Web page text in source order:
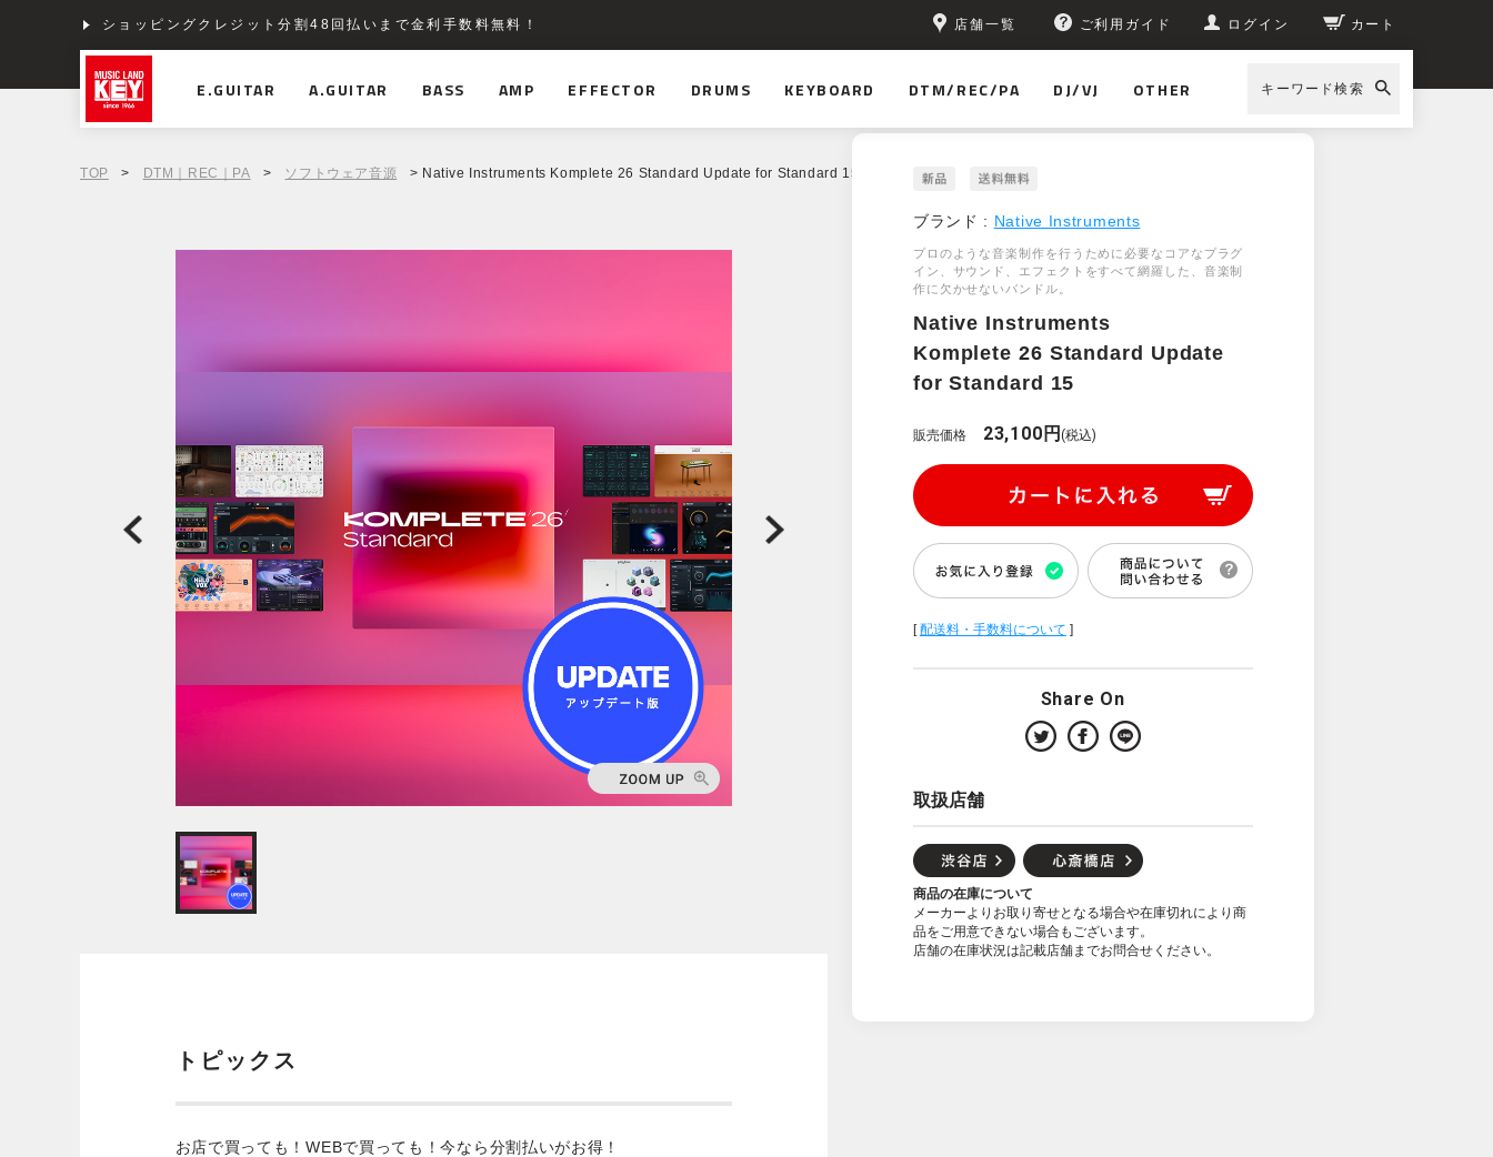
ショッピングクレジット分割48回払いまで金利手数料無料！ 店舗一覧 ご利用ガイド ログイン カート
E.GUITAR A.GUITAR BASS AMP EFFECTOR DRUMS KEYBOARD DTM/REC/PA DJ/VJ OTHER キーワード検索
TOP > DTM｜REC｜PA > ソフトウェア音源 > Native Instruments Komplete 26 Standard Update for Standard 15
ブランド : Native Instruments
プロのような音楽制作を行うために必要なコアなプラグ
イン、サウンド、エフェクトをすべて網羅した、音楽制
作に欠かせないバンドル。
Native Instruments
Komplete 26 Standard Update
for Standard 15
販売価格 23,100円(税込)
[配送料・手数料について ]
Share On
取扱店舗
商品の在庫について
メーカーよりお取り寄せとなる場合や在庫切れにより商
品をご用意できない場合もございます。
店舗の在庫状況は記載店舗までお問合せください。
トピックス
お店で買っても！WEBで買っても！今なら分割払いがお得！